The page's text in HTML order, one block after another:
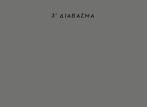
3’ ΔΙΑΒΑΣΜΑ